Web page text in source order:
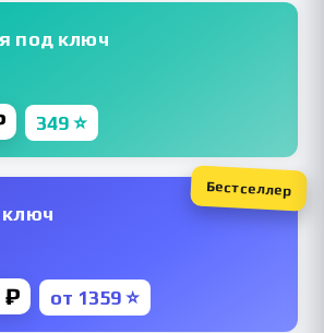
под ключ
349 ⭐
₽ от 1359 ⭐
Бестселлер